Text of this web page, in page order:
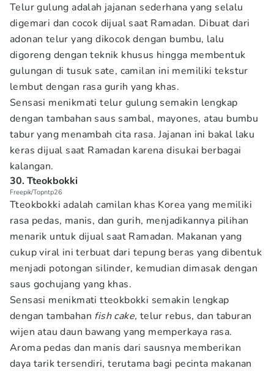
Telur gulung adalah jajanan sederhana yang selalu
digemari dan cocok dijual saat Ramadan. Dibuat dari
adonan telur yang dikocok dengan bumbu, lalu
digoreng dengan teknik khusus hingga membentuk
gulungan di tusuk sate, camilan ini memiliki tekstur
lembut dengan rasa gurih yang khas.
Sensasi menikmati telur gulung semakin lengkap
dengan tambahan saus sambal, mayones, atau bumbu
tabur yang menambah cita rasa. Jajanan ini bakal laku
keras dijual saat Ramadan karena disukai berbagai
kalangan.
30. Tteokbokki
Freepik/Topntp26
Tteokbokki adalah camilan khas Korea yang memiliki
rasa pedas, manis, dan gurih, menjadikannya pilihan
menarik untuk dijual saat Ramadan. Makanan yang
cukup viral ini terbuat dari tepung beras yang dibentuk
menjadi potongan silinder, kemudian dimasak dengan
saus gochujang yang khas.
Sensasi menikmati tteokbokki semakin lengkap
dengan tambahan fish cake, telur rebus, dan taburan
wijen atau daun bawang yang memperkaya rasa.
Aroma pedas dan manis dari sausnya memberikan
daya tarik tersendiri, terutama bagi pecinta makanan